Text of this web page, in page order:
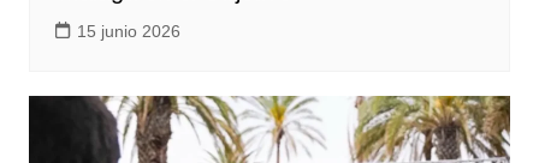
15 junio 2026